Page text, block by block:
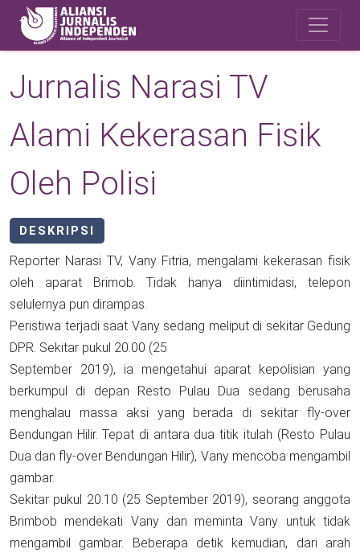
Skip to main content
Jurnalis Narasi TV
Alami Kekerasan Fisik
Oleh Polisi
DESKRIPSI
Reporter Narasi TV, Vany Fitria, mengalami kekerasan fisik
oleh aparat Brimob. Tidak hanya diintimidasi, telepon
selulernya pun dirampas.
Peristiwa terjadi saat Vany sedang meliput di sekitar Gedung
DPR. Sekitar pukul 20.00 (25
September 2019), ia mengetahui aparat kepolisian yang
berkumpul di depan Resto Pulau Dua sedang berusaha
menghalau massa aksi yang berada di sekitar fly-over
Bendungan Hilir. Tepat di antara dua titik itulah (Resto Pulau
Dua dan fly-over Bendungan Hilir), Vany mencoba mengambil
gambar.
Sekitar pukul 20.10 (25 September 2019), seorang anggota
Brimbob mendekati Vany dan meminta Vany untuk tidak
mengambil gambar. Beberapa detik kemudian, dari arah